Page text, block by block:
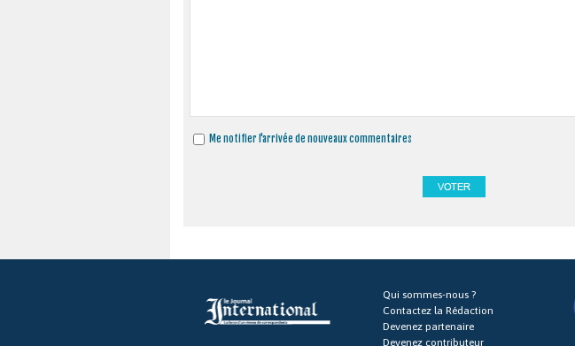
Me notifier l'arrivée de nouveaux commentaires
Qui sommes-nous ?
Contactez la Rédaction
Devenez partenaire
Devenez contributeur